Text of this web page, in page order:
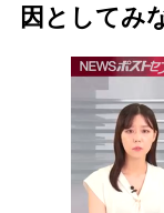
因としてみ